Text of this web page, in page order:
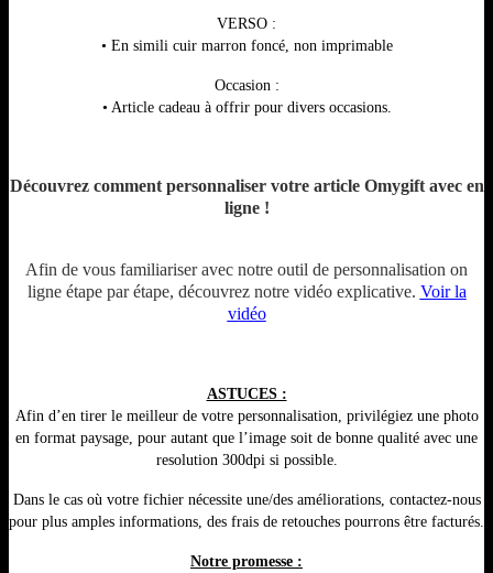
VERSO :
• En simili cuir marron foncé, non imprimable
Occasion :
• Article cadeau à offrir pour divers occasions.
Découvrez comment personnaliser votre article Omygift avec en
ligne !
Afin de vous familiariser avec notre outil de personnalisation on
ligne étape par étape, découvrez notre vidéo explicative. Voir la
vidéo
ASTUCES :
Afin d’en tirer le meilleur de votre personnalisation, privilégiez une photo
en format paysage, pour autant que l’image soit de bonne qualité avec une
resolution 300dpi si possible.
Dans le cas où votre fichier nécessite une/des améliorations, contactez-nous
pour plus amples informations, des frais de retouches pourrons être facturés.
Notre promesse :